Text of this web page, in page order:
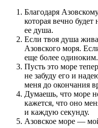
Благодаря
которая вечно
ее душа.
Если твоя душа
Азовского моря.
еще более одиноким.
Пусть это море
не забуду его и
меня до окончания
Думаешь, что море
кажется, что оно
и каждую секунду.
Азовское море —